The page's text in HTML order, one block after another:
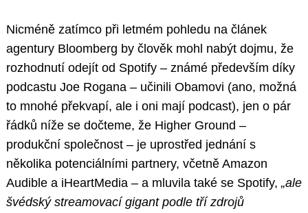
Nicméně zatímco při letmém pohledu na článek
agentury Bloomberg by člověk mohl nabýt dojmu, že
rozhodnutí odejít od Spotify – známé především díky
podcastu Joe Rogana – učinili Obamovi (ano, možná
to mnohé překvapí, ale i oni mají podcast), jen o pár
řádků níže se dočteme, že Higher Ground –
produkční společnost – je uprostřed jednání s
několika potenciálními partnery, včetně Amazon
Audible a iHeartMedia – a mluvila také se Spotify, „ale
švédský streamovací gigant podle tří zdrojů